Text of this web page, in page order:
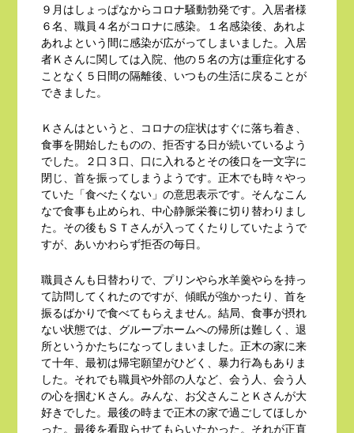
９月はしょっぱなからコロナ騒動勃発です。入居者様
６名、職員４名がコロナに感染。１名感染後、あれよ
あれよという間に感染が広がってしまいました。入居
者Ｋさんに関しては入院、他の５名の方は重症化する
ことなく５日間の隔離後、いつもの生活に戻ることが
できました。
Ｋさんはというと、コロナの症状はすぐに落ち着き、
食事を開始したものの、拒否する日が続いているよう
でした。２口３口、口に入れるとその後口を一文字に
閉じ、首を振ってしまうようです。正木でも時々やっ
ていた「食べたくない」の意思表示です。そんなこん
なで食事も止められ、中心静脈栄養に切り替わりまし
た。その後もＳＴさんが入ってくたりしていたようで
すが、あいかわらず拒否の毎日。
職員さんも日替わりで、プリンやら水羊羹やらを持っ
て訪問してくれたのですが、傾眠が強かったり、首を
振るばかりで食べてもらえません。結局、食事が摂れ
ない状態では、グループホームへの帰所は難しく、退
所というかたちになってしまいました。正木の家に来
て十年、最初は帰宅願望がひどく、暴力行為もありま
した。それでも職員や外部の人など、会う人、会う人
の心を掴むＫさん。みんな、お父さんことＫさんが大
好きでした。最後の時まで正木の家で過ごしてほしか
った。最後を看取らせてもらいたかった。それが正直